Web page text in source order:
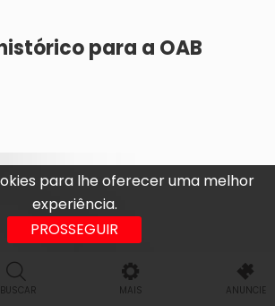
para lhe oferecer uma melhor
experiência.
PROSSEGUIR
para a OAB
BUSCAR MAIS ANUNCIE